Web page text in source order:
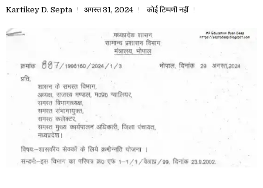
Kartikey D. Septa अगस्त 31, 2024 कोई टिप्पणी नहीं